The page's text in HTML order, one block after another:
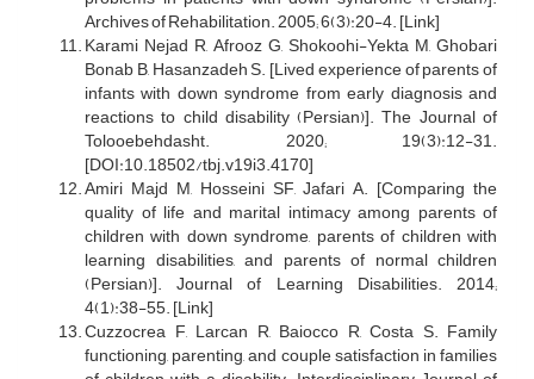
Archives of Rehabilitation. 2005; 6(3):20-4. [Link]
Karami Nejad R, Afrooz G, Shokoohi-Yekta M, Ghobari
Bonab B, Hasanzadeh S. [Lived experience of parents of
infants with down syndrome from early diagnosis and
reactions to child disability (Persian)]. The Journal of
Tolooebehdasht. 2020; 19(3):12-31.
[DOI:10.18502/tbj.v19i3.4170]
Amiri Majd M, Hosseini SF, Jafari A. [Comparing the
quality of life and marital intimacy among parents of
children with down syndrome, parents of children with
learning disabilities, and parents of normal children
(Persian)]. Journal of Learning Disabilities. 2014;
4(1):38-55. [Link]
Cuzzocrea F, Larcan R, Baiocco R, Costa S. Family
functioning, parenting, and couple satisfaction in families